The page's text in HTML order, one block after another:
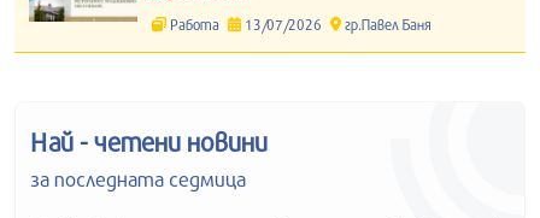
Работа 13/07/2026 гр.Павел Баня
Най - четени новини
за последната седмица